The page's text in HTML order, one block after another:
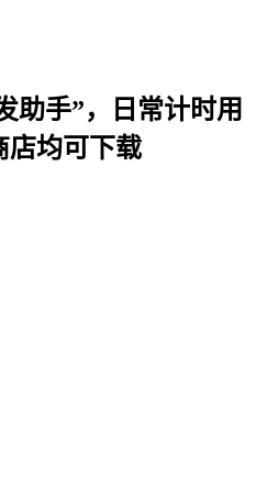
助手”，日常计时用
店均可下载